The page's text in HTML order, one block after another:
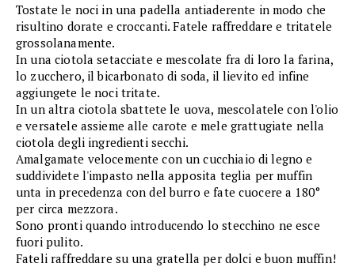
Tostate le noci in una padella antiaderente in modo che
risultino dorate e croccanti. Fatele raffreddare e tritatele
grossolanamente.
In una ciotola setacciate e mescolate fra di loro la farina,
lo zucchero, il bicarbonato di soda, il lievito ed infine
aggiungete le noci tritate.
In un altra ciotola sbattete le uova, mescolatele con l'olio
e versatele assieme alle carote e mele grattugiate nella
ciotola degli ingredienti secchi.
Amalgamate velocemente con un cucchiaio di legno e
suddividete l'impasto nella apposita teglia per muffin
unta in precedenza con del burro e fate cuocere a 180°
per circa mezzora.
Sono pronti quando introducendo lo stecchino ne esce
fuori pulito.
Fateli raffreddare su una gratella per dolci e buon muffin!